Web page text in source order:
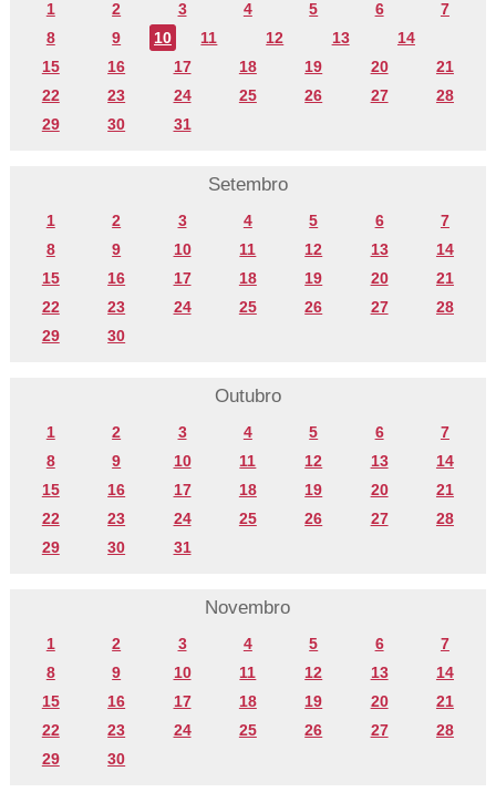
1 2 3 4 5 6
7
8
9 10 11 12 13
14
15
16 17 18 19 20
21
22
23 24 25 26 27
28
29
30 31
Setembro
1 2 3 4 5 6
7
8
9 10 11 12 13
14
15
16 17 18 19 20
21
22
23 24 25 26 27
28
29
30
Outubro
1 2 3 4 5 6
7
8
9 10 11 12 13
14
15
16 17 18 19 20
21
22
23 24 25 26 27
28
29
30 31
Novembro
1 2 3 4 5 6
7
8
9 10 11 12 13
14
15
16 17 18 19 20
21
22
23 24 25 26 27
28
29
30